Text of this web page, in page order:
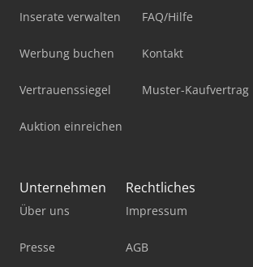
Inserate verwalten
Werbung buchen
Vertrauenssiegel
Auktion einreichen
FAQ/Hilfe
Kontakt
Muster-Kaufvertrag
Unternehmen
Über uns
Presse
Rechtliches
Impressum
AGB